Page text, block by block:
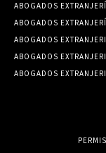
ABOGADOS
ABOGADOS
ABOGADOS
ABOGADOS
ABOGADOS